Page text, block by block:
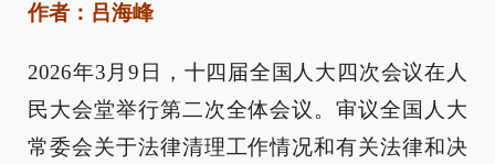
作者：吕海峰
2026年3月9日，十四届全国人大四次会议在人
民大会堂举行第二次全体会议。审议全国人大
常委会关于法律清理工作情况和有关法律和决